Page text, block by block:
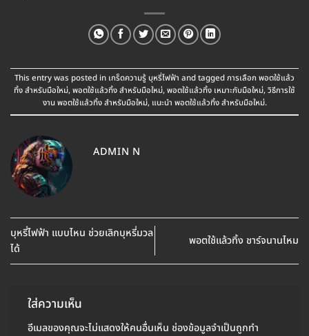
This entry was posted in เกร็ดความรู้ บุหรี่ไฟฟ้า and taggedการเลือก พอตใช้แล้ว
ทิ้ง สำหรับมือใหม่, พอตใช้แล้วทิ้ง สำหรับมือใหม่, พอตใช้แล้วทิ้ง เหมาะกับมือใหม่, วิธีการใช้
งาน พอตใช้แล้วทิ้ง สำหรับมือใหม่, แนะนำ พอตใช้แล้วทิ้ง สำหรับมือใหม่.
ADMIN N
บุหรี่ไฟฟ้า แบบไหน ช่วยเลิกบุหรี่มวล
ได้
พอตใช้แล้วทิ้ง ชาร์จนานไหม
ใส่ความเห็น
อีเมลของคุณจะไม่แสดงให้คนอื่นเห็น ช่องข้อมูลจำเป็นถูกทำ